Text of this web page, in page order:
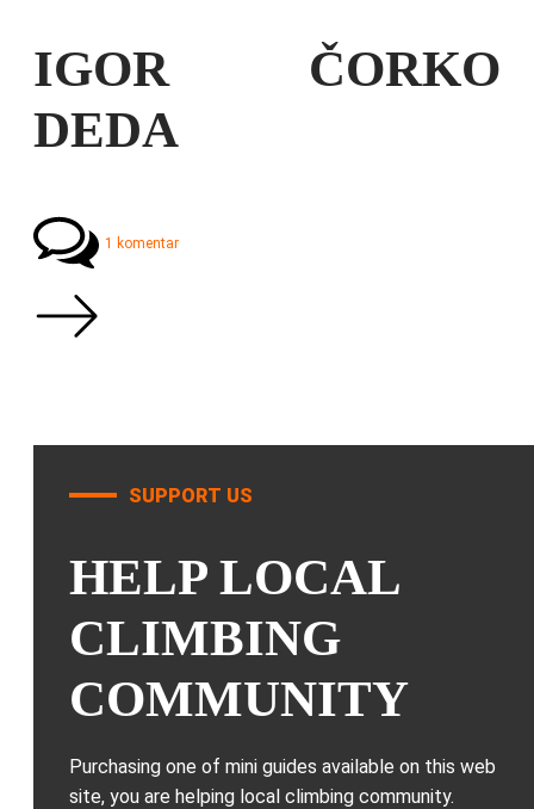
IGOR ČORKO
DEDA
1 komentar
SUPPORT US
HELP LOCAL
CLIMBING
COMMUNITY
Purchasing one of mini guides available on this web
site, you are helping local climbing community.